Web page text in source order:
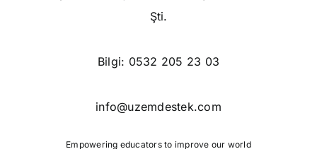
Şti.
Bilgi: 0532 205 23 03
info@uzemdestek.com
Empowering educators to improve our world